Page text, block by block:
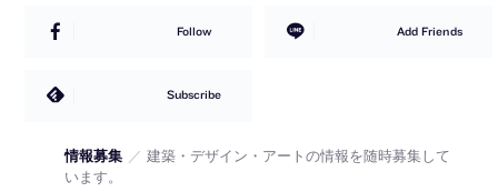
Follow Add Friends
Subscribe
情報募集 ／ 建築・デザイン・アートの情報を随時募集して
います。